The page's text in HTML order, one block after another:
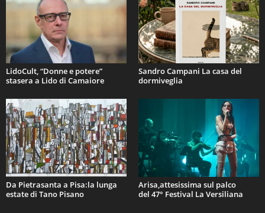
LidoCult, “Donne e potere”
stasera a Lido di Camaiore
Sandro Campani La casa del
dormiveglia
Da Pietrasanta a Pisa:la lunga
estate di Tano Pisano
Arisa,attesissima sul palco
del 47° Festival La Versiliana